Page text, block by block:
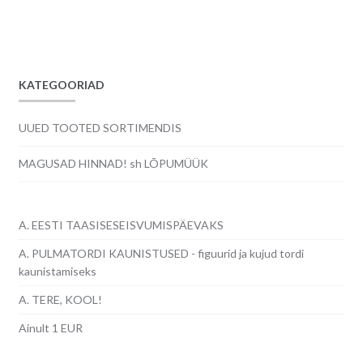
KATEGOORIAD
UUED TOOTED SORTIMENDIS
MAGUSAD HINNAD! sh LÕPUMÜÜK
A. EESTI TAASISESEISVUMISPÄEVAKS
A. PULMATORDI KAUNISTUSED - figuurid ja kujud tordi
kaunistamiseks
A. TERE, KOOL!
Ainult 1 EUR